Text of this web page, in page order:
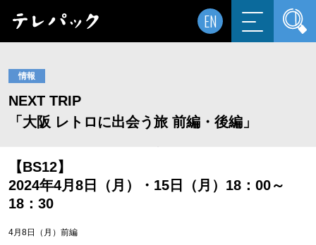
EN
情報
NEXT TRIP
「大阪 レトロに出会う旅 前編・後編」
【BS12】
2024年4月8日（月）・15日（月）18：00～
18：30
4月8日（月）前編